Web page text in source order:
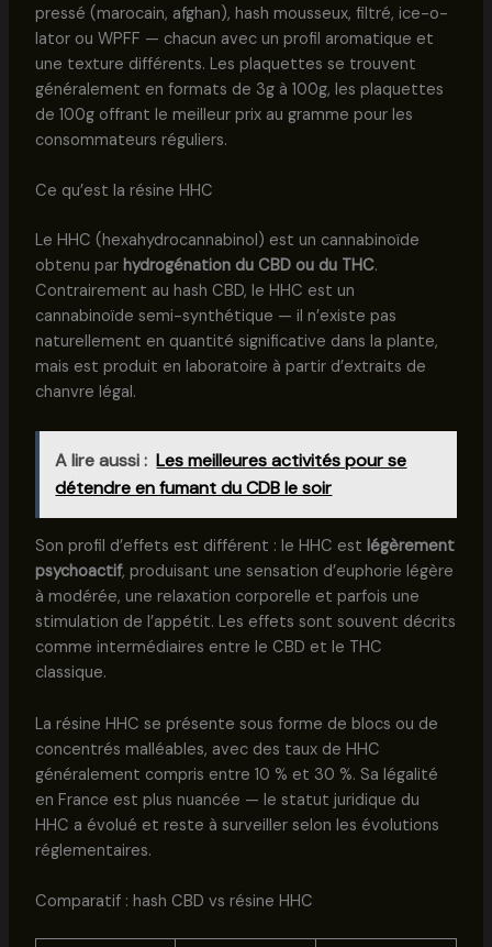
pressé (marocain, afghan), hash mousseux, filtré, ice-o-
lator ou WPFF — chacun avec un profil aromatique et
une texture différents. Les plaquettes se trouvent
généralement en formats de 3g à 100g, les plaquettes
de 100g offrant le meilleur prix au gramme pour les
consommateurs réguliers.
Ce qu’est la résine HHC
Le HHC (hexahydrocannabinol) est un cannabinoïde
obtenu par hydrogénation du CBD ou du THC.
Contrairement au hash CBD, le HHC est un
cannabinoïde semi-synthétique — il n’existe pas
naturellement en quantité significative dans la plante,
mais est produit en laboratoire à partir d’extraits de
chanvre légal.
A lire aussi : Les meilleures activités pour se
détendre en fumant du CDB le soir
Son profil d’effets est différent : le HHC est légèrement
psychoactif, produisant une sensation d’euphorie légère
à modérée, une relaxation corporelle et parfois une
stimulation de l’appétit. Les effets sont souvent décrits
comme intermédiaires entre le CBD et le THC
classique.
La résine HHC se présente sous forme de blocs ou de
concentrés malléables, avec des taux de HHC
généralement compris entre 10 % et 30 %. Sa légalité
en France est plus nuancée — le statut juridique du
HHC a évolué et reste à surveiller selon les évolutions
réglementaires.
Comparatif : hash CBD vs résine HHC